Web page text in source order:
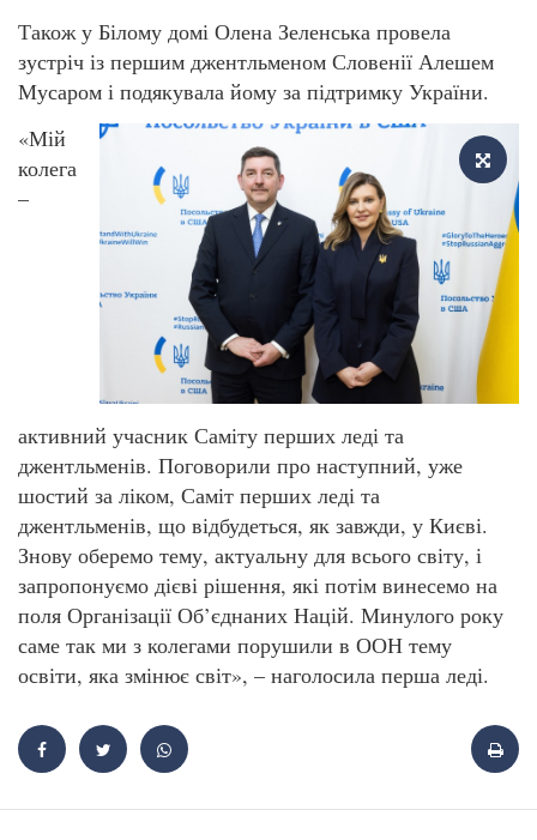
Також у Білому домі Олена Зеленська провела
зустріч із першим джентльменом Словенії Алешем
Мусаром і подякувала йому за підтримку України.
«Мій
колега
–
активний учасник Саміту перших леді та
джентльменів. Поговорили про наступний, уже
шостий за ліком, Саміт перших леді та
джентльменів, що відбудеться, як завжди, у Києві.
Знову оберемо тему, актуальну для всього світу, і
запропонуємо дієві рішення, які потім винесемо на
поля Організації Об’єднаних Націй. Минулого року
саме так ми з колегами порушили в ООН тему
освіти, яка змінює світ», – наголосила перша леді.